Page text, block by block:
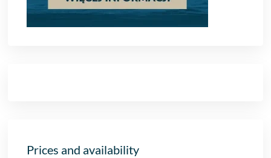
Prices and availability